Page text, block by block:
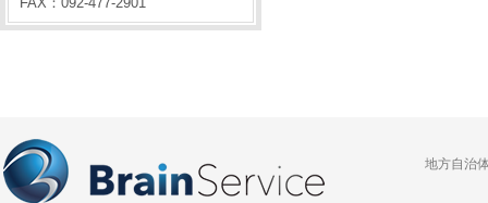
地方自治